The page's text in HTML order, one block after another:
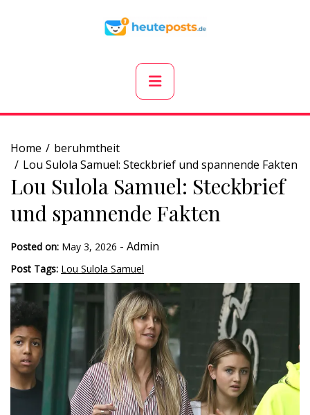
Primary
Menu
Home
beruhmtheit
Lou Sulola Samuel: Steckbrief und spannende Fakten
Lou Sulola Samuel: Steckbrief
und spannende Fakten
Posted on: May 3, 2026 - Admin
Post Tags: Lou Sulola Samuel